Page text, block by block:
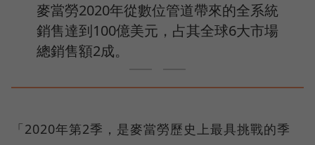
麥當勞2020年從數位管道帶來的全系統
銷售達到100億美元，占其全球6大市場
總銷售額2成。
「2020年第2季，是麥當勞歷史上最具挑戰的季